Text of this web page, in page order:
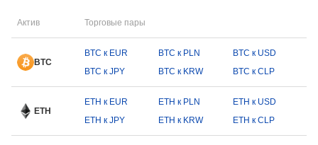
Актив Торговые пары
BTC
BTC к EUR BTC к PLN
BTC к USD
BTC к JPY
BTC к KRW BTC к CLP
ETH
ETH к EUR ETH к PLN
ETH к USD
ETH к JPY
ETH к KRW ETH к CLP